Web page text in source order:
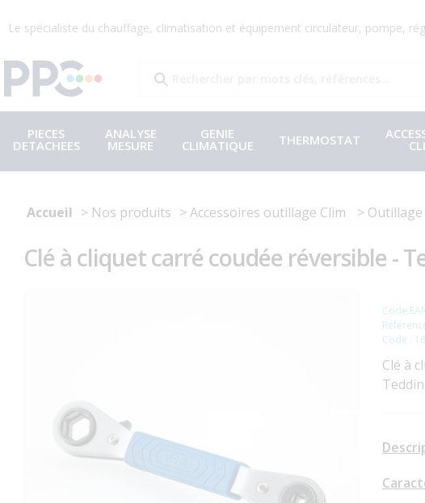
Le spécialiste du chauffage, climatisation et équipement circulateur, pompe,
PIECES
DETACHEES
ANALYSE
MESURE
GENIE
CLIMATIQUE THERMOSTAT
Accueil Nos produits Accessoires outillage Clim Outillage
Clé à cliquet carré coudée réversible -
Code
Code :
Clé à